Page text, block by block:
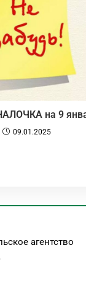
на 9
09.01.2025
агентство